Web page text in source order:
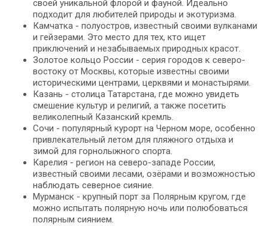
своей уникальной флорой и фауной. Идеально
подходит для любителей природы и экотуризма.
Камчатка - полуостров, известный своими вулканами
и гейзерами. Это место для тех, кто ищет
приключений и незабываемых природных красот.
Золотое кольцо России - серия городов к северо-
востоку от Москвы, которые известны своими
историческими центрами, церквями и монастырями.
Казань - столица Татарстана, где можно увидеть
смешение культур и религий, а также посетить
великолепный Казанский кремль.
Сочи - популярный курорт на Черном море, особенно
привлекательный летом для пляжного отдыха и
зимой для горнолыжного спорта.
Карелия - регион на северо-западе России,
известный своими лесами, озёрами и возможностью
наблюдать северное сияние.
Мурманск - крупный порт за Полярным кругом, где
можно испытать полярную ночь или полюбоваться
полярным сиянием.